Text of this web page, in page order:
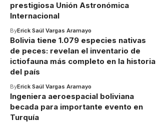
prestigiosa Unión Astronómica
Internacional
ByErick Saúl Vargas Aramayo
Bolivia tiene 1.079 especies nativas
de peces: revelan el inventario de
ictiofauna más completo en la historia
del país
ByErick Saúl Vargas Aramayo
Ingeniera aeroespacial boliviana
becada para importante evento en
Turquía